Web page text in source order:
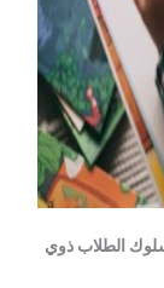
الطلاب ذوي